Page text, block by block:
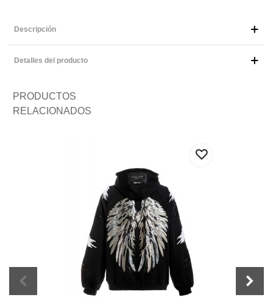
Descripción
Detalles del producto
PRODUCTOS
RELACIONADOS